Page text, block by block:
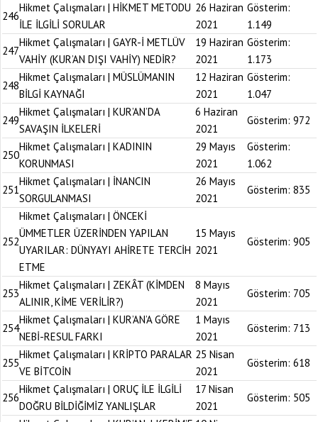
246
Hikmet Çalışmaları | HİKMET METODU
İLE İLGİLİ SORULAR
26 Haziran
2021
Gösterim:
1.149
247
Hikmet Çalışmaları | GAYR-İ METLÜV
VAHİY (KUR’AN DIŞI VAHİY) NEDİR?
19 Haziran
2021
Gösterim:
1.173
248
Hikmet Çalışmaları | MÜSLÜMANIN
BİLGİ KAYNAĞI
12 Haziran
2021
Gösterim:
1.047
249
Hikmet Çalışmaları | KUR’AN’DA
SAVAŞIN İLKELERİ
6 Haziran
2021
Gösterim: 972
250
Hikmet Çalışmaları | KADININ
KORUNMASI
29 Mayıs
2021
Gösterim:
1.062
251
Hikmet Çalışmaları | İNANCIN
SORGULANMASI
26 Mayıs
2021
Gösterim: 835
252
Hikmet Çalışmaları | ÖNCEKİ
ÜMMETLER ÜZERİNDEN YAPILAN
UYARILAR: DÜNYAYI AHİRETE TERCİH
ETME
15 Mayıs
2021
Gösterim: 905
253
Hikmet Çalışmaları | ZEKÂT (KİMDEN
ALINIR, KİME VERİLİR?)
8 Mayıs
2021
Gösterim: 705
254
Hikmet Çalışmaları | KUR’AN’A GÖRE
NEBİ-RESUL FARKI
1 Mayıs
2021
Gösterim: 713
255
Hikmet Çalışmaları | KRİPTO PARALAR
VE BİTCOİN
25 Nisan
2021
Gösterim: 618
256
Hikmet Çalışmaları | ORUÇ İLE İLGİLİ
DOĞRU BİLDİĞİMİZ YANLIŞLAR
17 Nisan
2021
Gösterim: 505